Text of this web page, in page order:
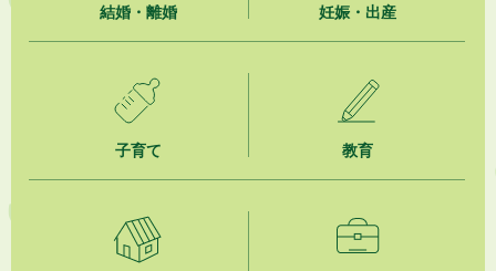
市民活動カレンダー（リスト形式）
今月の広報かけがわ
市議会だより 第100号 (令和8年8月1日発行)を掲載しました
人材育成講座 かけがわまちづくりラボ2026
結婚・離婚 妊娠・出産
子育て 教育